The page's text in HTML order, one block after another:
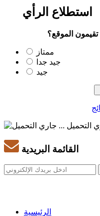
استطلاع الرأي
الموقع؟
ممتاز
جيد جدا
جيد
القائمة البريدية
الرئيسية